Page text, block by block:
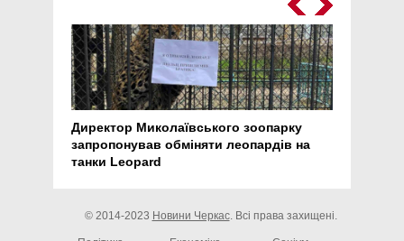
Директор Миколаївського зоопарку
запропонував обміняти леопардів на
танки Leopard
© 2014-2023 Новини Черкас. Всі права захищені.